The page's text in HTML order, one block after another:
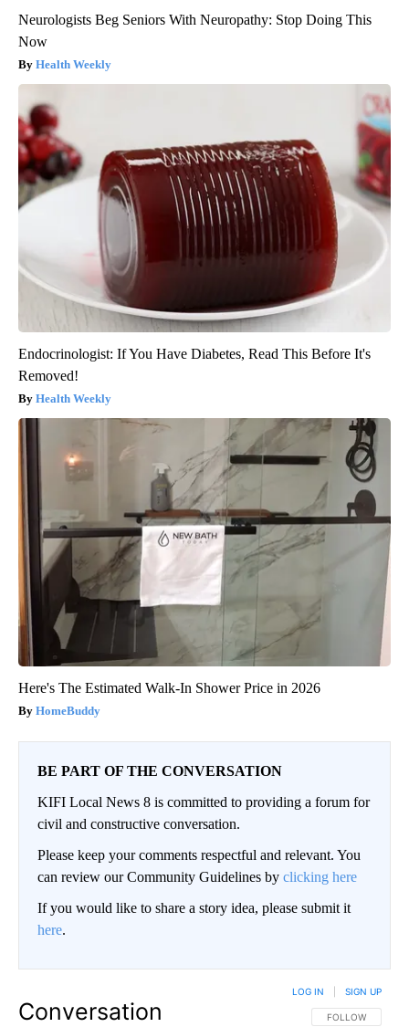
Neurologists Beg Seniors With Neuropathy: Stop Doing This
Now
Health Weekly
Endocrinologist: If You Have Diabetes, Read This Before It's
Removed!
Health Weekly
Here's The Estimated Walk-In Shower Price in 2026
HomeBuddy
BE PART OF THE CONVERSATION
KIFI Local News 8 is committed to providing a forum for
civil and constructive conversation.
Please keep your comments respectful and relevant. You
can review our Community Guidelines by clicking here
If you would like to share a story idea, please submit it
here.
Conversation FOLLOW THIS
FOLLOW
LOG IN SIGN UP